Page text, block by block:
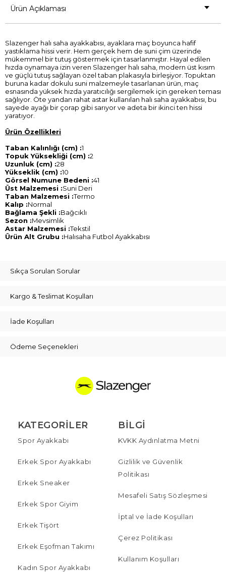
Ürün Açıklaması
Slazenger halı saha ayakkabısı, ayaklara maç boyunca hafif
yastıklama hissi verir. Hem gerçek hem de suni çim üzerinde
mükemmel bir tutuş göstermek için tasarlanmıştır. Hayal edilen
hızda oynamaya izin veren Slazenger halı saha, modern üst kısım
ve güçlü tutuş sağlayan özel taban plakasıyla birleşiyor. Topuktan
buruna kadar dokulu suni malzemeyle tasarlanan ürün, maç
esnasında yüksek hızda yaratıcılığı sergilemek için gereken teması
sağlıyor. Öte yandan rahat astar kullanılan halı saha ayakkabısı, bu
sayede ayağı bir çorap gibi sarıyor ve adeta bir ikinci ten hissi
yaratıyor.
Ürün Özellikleri
Taban Kalınlığı (cm) :1
Topuk Yüksekliği (cm) :2
Uzunluk (cm) :28
Yükseklik (cm) :10
Görsel Numune Bedeni :41
Üst Malzemesi :Suni Deri
Taban Malzemesi :Termo
Kalıp :Normal
Bağlama Şekli :Bağcıklı
Sezon :Mevsimlik
Astar Malzemesi :Tekstil
Ürün Alt Grubu :Halısaha Futbol Ayakkabısı
Sıkça Sorulan Sorular
Kargo & Teslimat Koşulları
İade Koşulları
Ödeme Seçenekleri
KATEGORILER
Spor Ayakkabı
Erkek Spor Ayakkabı
Erkek Sneaker
Erkek Spor Giyim
Erkek Tişört
Erkek Eşofman Takımı
Kadın Spor Ayakkabı
BILGI
KVKK Aydınlatma Metni
Gizlilik ve Güvenlik
Politikası
Mesafeli Satış Sözleşmesi
İptal ve İade Koşulları
Çerez Politikası
Kullanım Koşulları